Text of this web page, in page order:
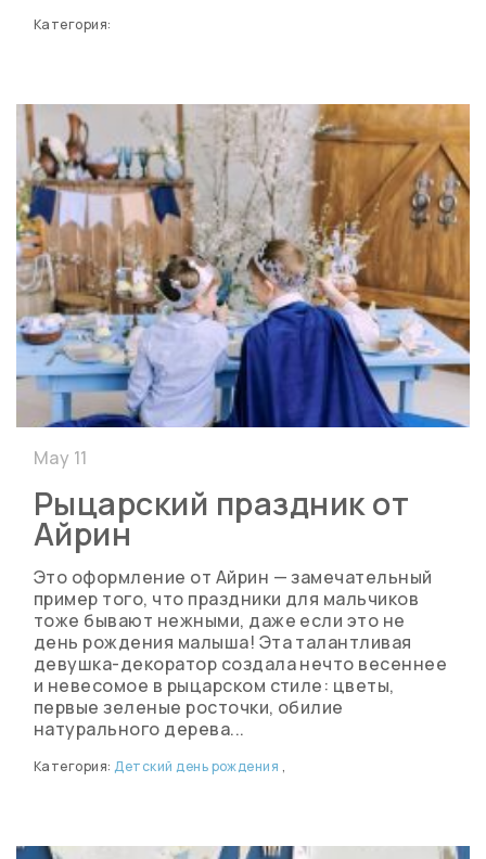
Категория:
Рыцарский праздник от
Айрин
Это оформление от Айрин — замечательный
пример того, что праздники для мальчиков
тоже бывают нежными, даже если это не
день рождения малыша! Эта талантливая
девушка-декоратор создала нечто весеннее
и невесомое в рыцарском стиле: цветы,
первые зеленые росточки, обилие
натурального дерева...
May 11
Категория:Детский день рождения ,